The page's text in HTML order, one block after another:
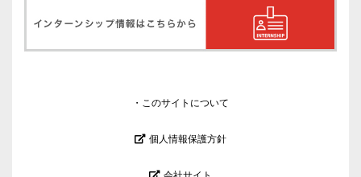
このサイトについて
個人情報保護方針